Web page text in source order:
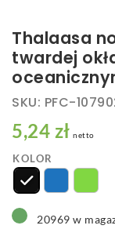
Thalaasa
twardej
SKU: PFC-
5,24 zł netto
KOLOR
20969 w